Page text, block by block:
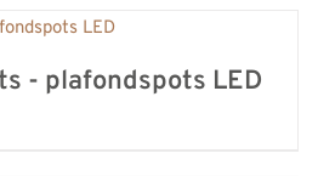
- plafondspots LED